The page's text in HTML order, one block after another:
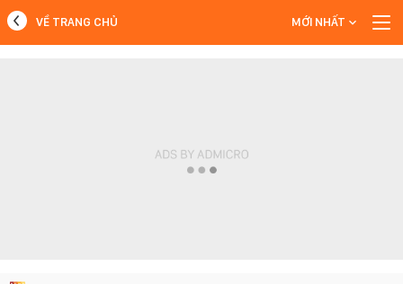
VỀ TRANG CHỦ MỚI NHẤT